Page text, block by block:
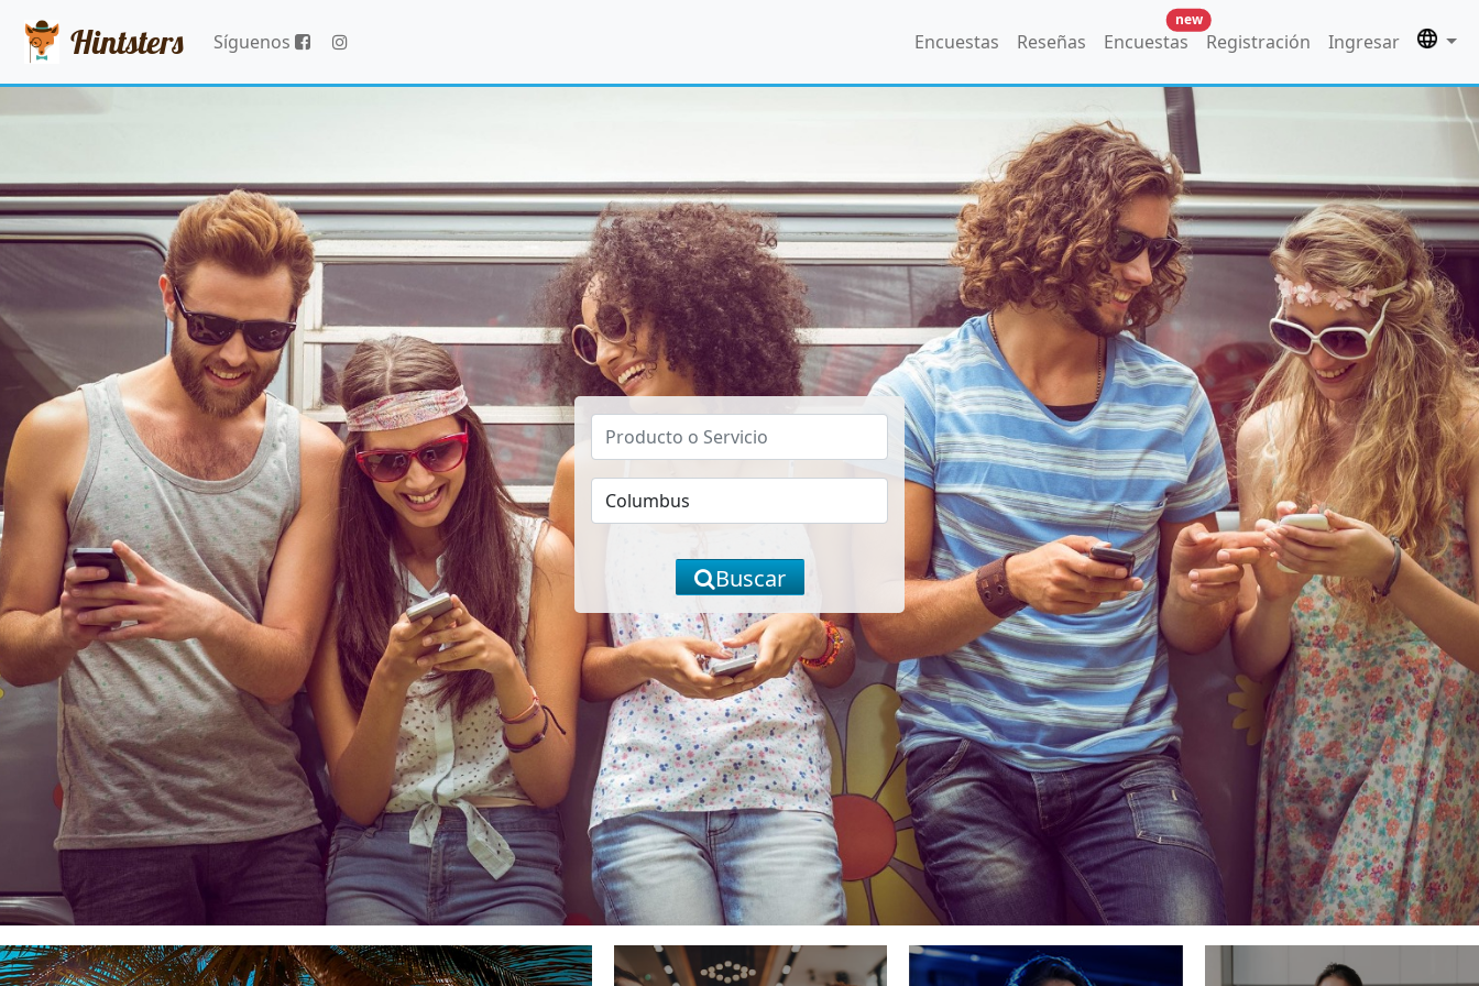
Hintsters Síguenos Encuestas Reseñas Encuestas
new
Registración Ingresar
Buscar